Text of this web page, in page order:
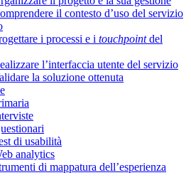
il contesto d’uso del servizio
i processi e i touchpointdel
l’interfaccia utente del servizio
la soluzione ottenuta
di usabilità
analytics
di mappatura dell’esperienza